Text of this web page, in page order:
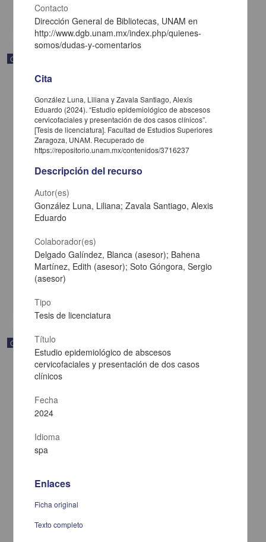
Correspondencia postal
informa se irá a la costa por prescripción médica
Maytorena, José María
[sin fecha]
Multidisciplina
Correspondencia postal
felicitándolo por el triunfo de la causa
Contacto
Dirección General de Bibliotecas, UNAM en
http://www.dgb.unam.mx/index.php/quienes-
somos/dudas-y-comentarios
Cita
González Luna, Liliana y Zavala Santiago, Alexis
Eduardo (2024). “Estudio epidemiológico de abscesos
cervicofaciales y presentación de dos casos clínicos”.
[Tesis de licenciatura]. Facultad de Estudios Superiores
Zaragoza, UNAM. Recuperado de
https://repositorio.unam.mx/contenidos/3716237
Descripción del recurso
Autor(es)
González Luna, Liliana; Zavala Santiago, Alexis
Eduardo
Colaborador(es)
Delgado Galíndez, Blanca (asesor); Bahena
Martínez, Edith (asesor); Soto Góngora, Sergio
(asesor)
Tipo
Tesis de licenciatura
Título
Estudio epidemiológico de abscesos
cervicofaciales y presentación de dos casos
clínicos
Fecha
2024
Idioma
spa
Enlaces
Ficha original
Texto completo